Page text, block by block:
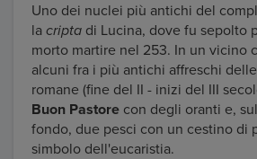
Uno dei nuclei più antichi del
la cripta di Lucina, dove fu sepolto
morto martire nel 253. In un vicino
alcuni fra i più antichi affreschi
romane (fine del II - inizi del III
Buon Pastore con degli oranti e,
fondo, due pesci con un cestino di
simbolo dell'eucaristia.